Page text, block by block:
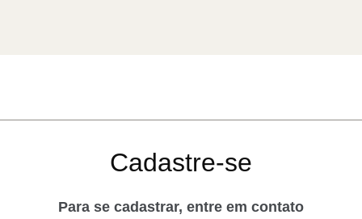
Cadastre-se
Para se cadastrar, entre em contato